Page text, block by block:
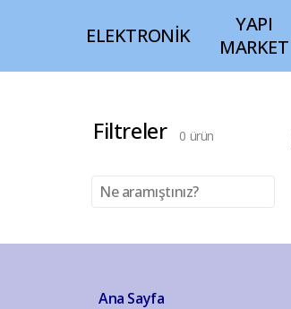
ELEKTRONİK
YAPI
MARKET
Filtreler 0 ürün
Ana Sayfa